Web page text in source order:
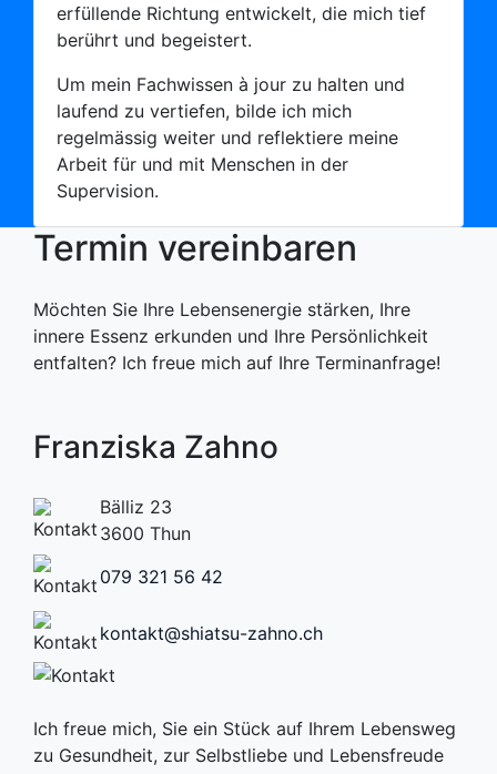
erfüllende Richtung entwickelt, die mich tief
berührt und begeistert.
Um mein Fachwissen à jour zu halten und
laufend zu vertiefen, bilde ich mich
regelmässig weiter und reflektiere meine
Arbeit für und mit Menschen in der
Supervision.
Termin vereinbaren
Möchten Sie Ihre Lebensenergie stärken, Ihre
innere Essenz erkunden und Ihre Persönlichkeit
entfalten? Ich freue mich auf Ihre Terminanfrage!
Franziska Zahno
Bälliz 23
3600 Thun
079 321 56 42
kontakt@shiatsu-zahno.ch
Ich freue mich, Sie ein Stück auf Ihrem Lebensweg
zu Gesundheit, zur Selbstliebe und Lebensfreude